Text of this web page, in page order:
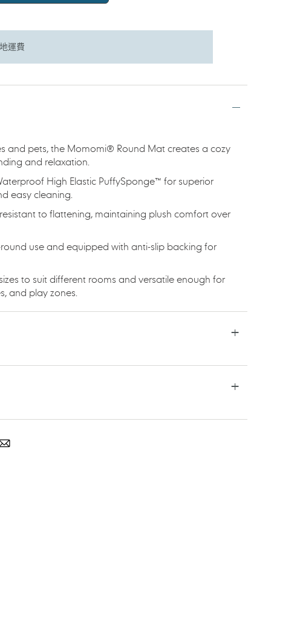
運費
and pets, the Momomi® Round Mat creates a cozy
and relaxation.
High Elastic PuffySponge™ for superior
easy cleaning.
to flattening, maintaining plush comfort over
use and equipped with anti-slip backing for
to suit different rooms and versatile enough for
and play zones.
分
享